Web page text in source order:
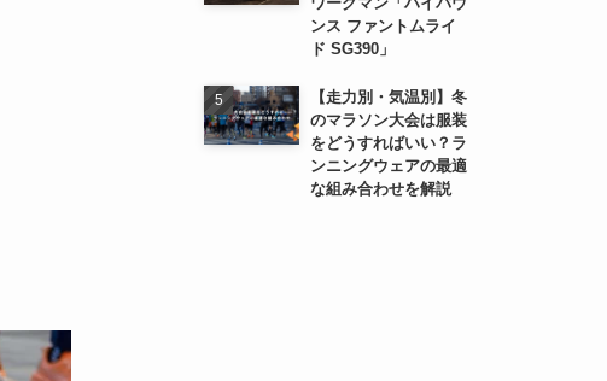
ンス ファントムライ
ド SG390」
【走力別・気温別】冬
のマラソン大会は服装
をどうすればいい？ラ
ンニングウェアの最適
な組み合わせを解説